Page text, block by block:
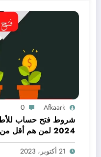
Afkaark
0
شروط فتح حساب
2024 لمن هم أقل من 18 عام
21 أكتوبر، 2023